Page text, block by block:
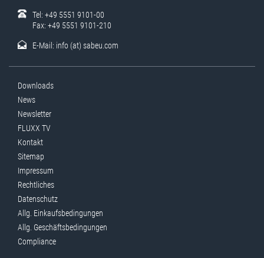
Tel: +49 5551 9101-00
Fax: +49 5551 9101-210
E-Mail: info (at) sabeu.com
Downloads
News
Newsletter
FLUXX TV
Kontakt
Sitemap
Impressum
Rechtliches
Datenschutz
Allg. Einkaufsbedingungen
Allg. Geschäftsbedingungen
Compliance